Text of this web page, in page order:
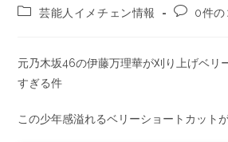
芸能人イメチェン情報
0件の
元乃木坂46の伊藤万理華が刈り上げベリ
すぎる件
この少年感溢れるベリーショートカット